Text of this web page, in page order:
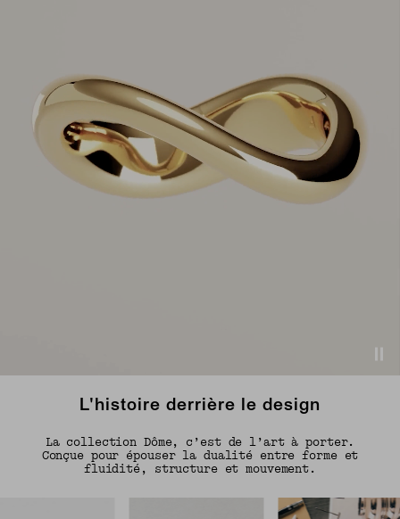
L'histoire derrière le design
La collection Dôme, c’est de l’art à porter.
Conçue pour épouser la dualité entre forme et
fluidité, structure et mouvement.